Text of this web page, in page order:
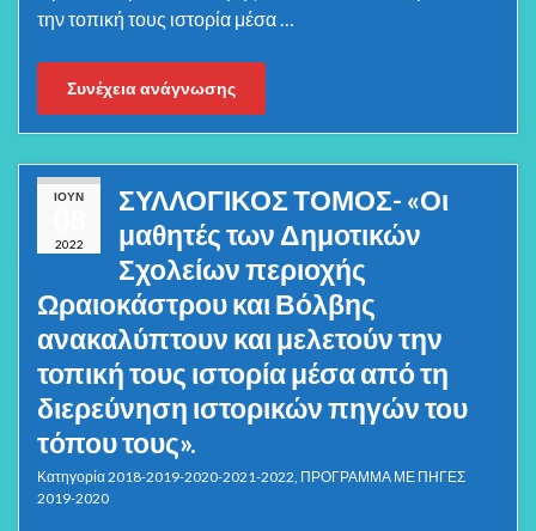
την τοπική τους ιστορία μέσα …
Συνέχεια ανάγνωσης
ΙΟΎΝ
2022
ΣΥΛΛΟΓΙΚΟΣ ΤΟΜΟΣ- «Οι
μαθητές των Δημοτικών
Σχολείων περιοχής
Ωραιοκάστρου και Βόλβης
ανακαλύπτουν και μελετούν την
τοπική τους ιστορία μέσα από τη
διερεύνηση ιστορικών πηγών του
τόπου τους».
Κατηγορία2018-2019-2020-2021-2022 ΠΡΟΓΡΑΜΜΑ ΜΕ ΠΗΓΕΣ
2019-2020